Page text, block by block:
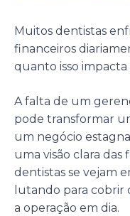
Muitos dentistas
financeiros
quanto isso impacta
A falta de um
pode transformar
um negócio
uma visão clara das
dentistas se vejam
lutando para cobrir
a operação em dia.